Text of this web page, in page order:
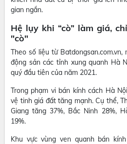
gian ngắn.
Hệ lụy khi “cò” làm giá,
"cò"
Theo số liệu từ
động sản các tỉnh xung quanh Hà
quý đầu tiên của năm 2021.
Trong phạm vi bán kính cách Hà
vệ tinh giá đất tăng mạnh. Cụ thể,
Giang tăng 37%, Bắc Ninh 28%,
19%.
Khu vực vùng ven quanh bán